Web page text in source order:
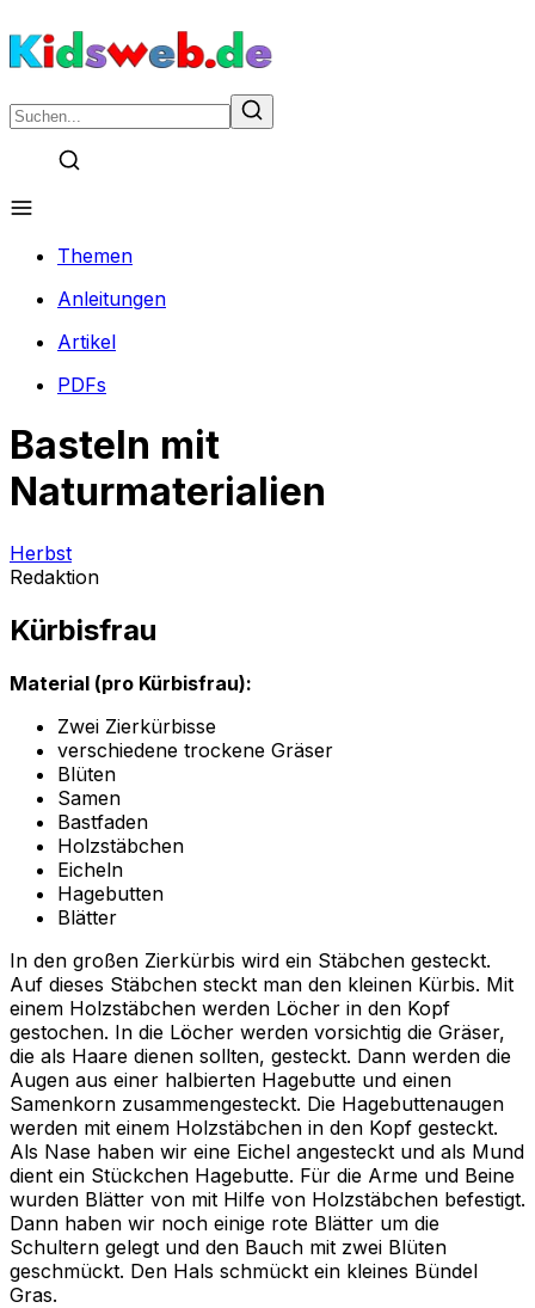
Themen
Anleitungen
Artikel
PDFs
Basteln mit
Naturmaterialien
Herbst
Redaktion
Kürbisfrau
Material (pro Kürbisfrau):
Zwei Zierkürbisse
verschiedene trockene Gräser
Blüten
Samen
Bastfaden
Holzstäbchen
Eicheln
Hagebutten
Blätter
In den großen Zierkürbis wird ein Stäbchen gesteckt.
Auf dieses Stäbchen steckt man den kleinen Kürbis. Mit
einem Holzstäbchen werden Löcher in den Kopf
gestochen. In die Löcher werden vorsichtig die Gräser,
die als Haare dienen sollten, gesteckt. Dann werden die
Augen aus einer halbierten Hagebutte und einen
Samenkorn zusammengesteckt. Die Hagebuttenaugen
werden mit einem Holzstäbchen in den Kopf gesteckt.
Als Nase haben wir eine Eichel angesteckt und als Mund
dient ein Stückchen Hagebutte. Für die Arme und Beine
wurden Blätter von mit Hilfe von Holzstäbchen befestigt.
Dann haben wir noch einige rote Blätter um die
Schultern gelegt und den Bauch mit zwei Blüten
geschmückt. Den Hals schmückt ein kleines Bündel
Gras.